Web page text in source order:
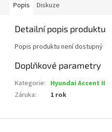
Popis Diskuze
Detailní popis produktu
Popis produktu není dostupný
Doplňkové parametry
Kategorie: Hyundai Accent II
Záruka: 1 rok